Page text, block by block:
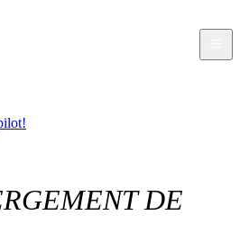
DE